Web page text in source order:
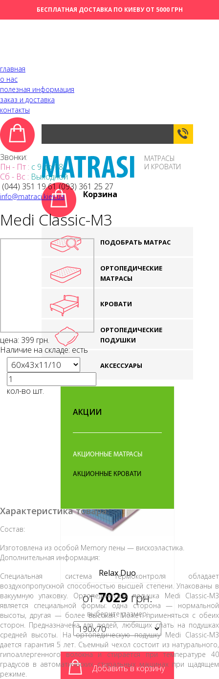
главная
о нас
полезная информация
заказ и доставка
контакты
БЕСПЛАТНАЯ ДОСТАВКА ПО КИЕВУ ОТ 5000 ГРН
МАТРАСЫ
И КРОВАТИ
Корзина
ПОДОБРАТЬ МАТРАС
ОРТОПЕДИЧЕСКИЕ
МАТРАСЫ
КРОВАТИ
ОРТОПЕДИЧЕСКИЕ
ПОДУШКИ
АКСЕССУАРЫ
АКЦИИ
АКЦИОННЫЕ МАТРАСЫ
АКЦИОННЫЕ КРОВАТИ
Relax Duo
от7029 грн.
выберите размер:
Добавить в корзину
Звонки:
Пн - Пт : с 9 до 18
Сб - Вс : Выходной
(044) 351 19 61(093) 361 25 27
info@matraci.kiev.ua
Medi Classic-M3
цена: 399 грн.
Наличие на складе: есть
кол-во шт.
Характеристика товара:
Состав:
Изготовлена из особой Memory пены — вискоэластика.
Дополнительная информация:
Специальная система термоконтроля обладает
воздухопропускной способностью высшей степени. Упакованы в
вакуумную упаковку. Ортопедическая подушка Medi Classic-M3
является специальной формы: одна сторона — нормальной
высоты, другая — более высокая. Может применяться с обеих
сторон. Предназначена для людей, любящих спать на подушках
средней высоты. На ортопедическую подушку Medi Classic-M3
дается гарантия 5 лет. Съемный чехол состоит из натурального,
гипоаллергенного волокна и стирается при температуре 40
градусов в автоматических стиральных машинах при щадящем
режиме.